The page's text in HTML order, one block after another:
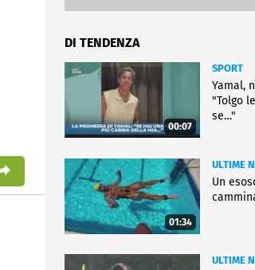
DI TENDENZA
00:07
SPORT
Yamal,
"Tolgo
se…"
01:34
ULTIME
Un
ULTIME